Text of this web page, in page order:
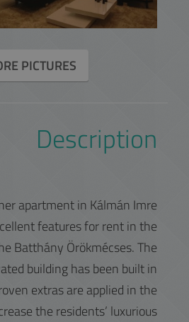
PICTURES
Description
apartment in Kálmán Imre
features for rent in the
Batthány Örökmécses. The
building has been built in
extras are applied in the
the residents’ luxurious